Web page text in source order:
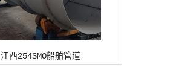
江西254SMO船舶管道